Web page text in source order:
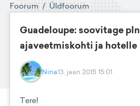
Foorum / Üldfoorum
Guadeloupe: soovitage pln
ajaveetmiskohti ja hotelle
Nina13. jaan 2015 15:01
Tere!